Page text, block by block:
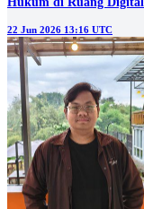
22 Jun 2026 13:16 UTC